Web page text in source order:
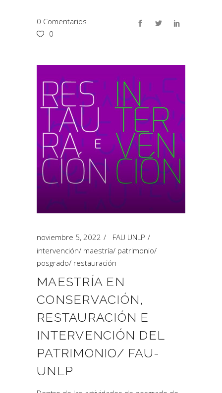
0 Comentarios
0
noviembre 5, 2022
FAU UNLP
intervención/ maestría/ patrimonio/
posgrado/ restauración
MAESTRÍA EN
CONSERVACIÓN,
RESTAURACIÓN E
INTERVENCIÓN DEL
PATRIMONIO/ FAU-
UNLP